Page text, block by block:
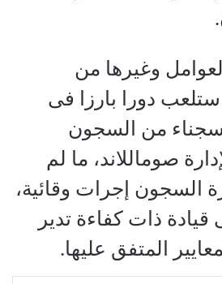
وغيرها من
ستلعب دورا بارزا فى
من السجون
صوماللاند، ما لم
السجون إجرات وقائية،
قيادة ذات كفاءة تدير
المتفق عليها.